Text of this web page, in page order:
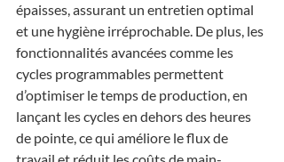
épaisses, assurant un entretien optimal
et une hygiène irréprochable. De plus, les
fonctionnalités avancées comme les
cycles programmables permettent
d’optimiser le temps de production, en
lançant les cycles en dehors des heures
de pointe, ce qui améliore le flux de